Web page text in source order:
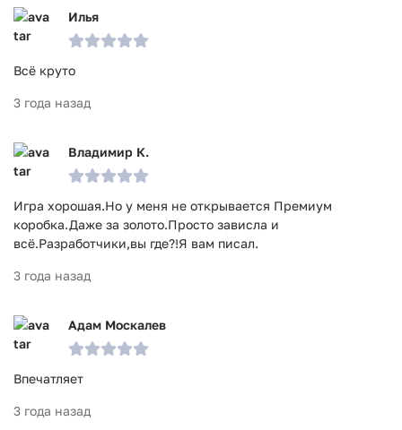
Илья
Всё круто
3 года назад
Владимир К.
Игра хорошая.Но у меня не открывается Премиум
коробка.Даже за золото.Просто зависла и
всё.Разработчики,вы где?!Я вам писал.
3 года назад
Адам Москалев
Впечатляет
3 года назад